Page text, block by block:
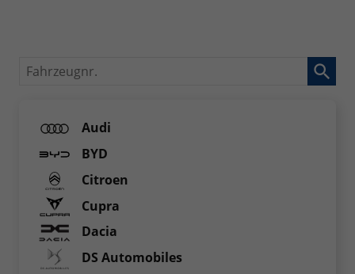
Fahrzeugnr.
Audi
BYD
Citroen
Cupra
Dacia
DS Automobiles